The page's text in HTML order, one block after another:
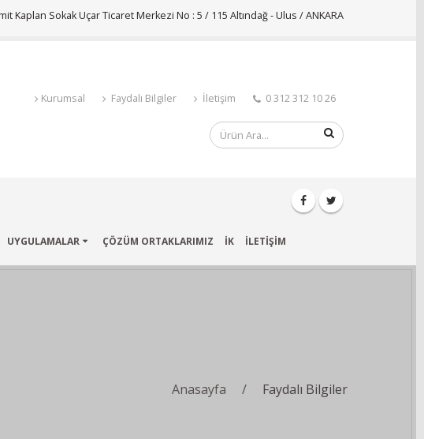
Kaplan Sokak Uçar Ticaret Merkezi No : 5 / 115 Altındağ - Ulus / ANKARA
Kurumsal Faydalı Bilgiler İletişim 0 312 312 10 26
UYGULAMALAR ÇÖZÜM ORTAKLARIMIZ İK İLETİŞİM
Anasayfa Faydalı Bilgiler